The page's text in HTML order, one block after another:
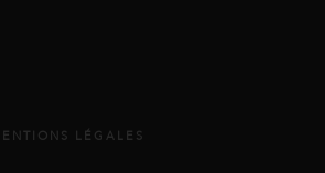
LÉGALES